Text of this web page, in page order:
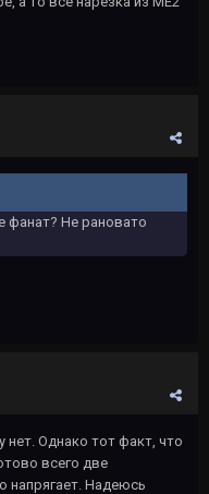
фанат? Не рановато
Однако тот факт, что
всего две
напрягает. Надеюсь